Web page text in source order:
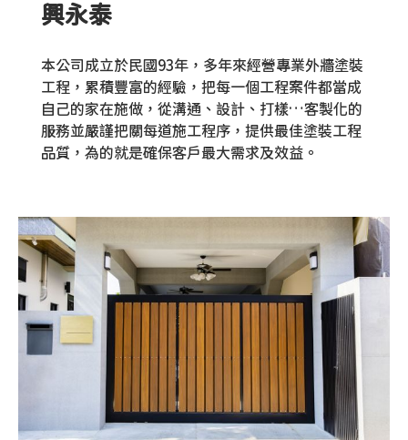
興永泰
本公司成立於民國93年，多年來經營專業外牆塗裝
工程，累積豐富的經驗，把每一個工程案件都當成
自己的家在施做，從溝通、設計、打樣…客製化的
服務並嚴謹把關每道施工程序，提供最佳塗裝工程
品質，為的就是確保客戶最大需求及效益。